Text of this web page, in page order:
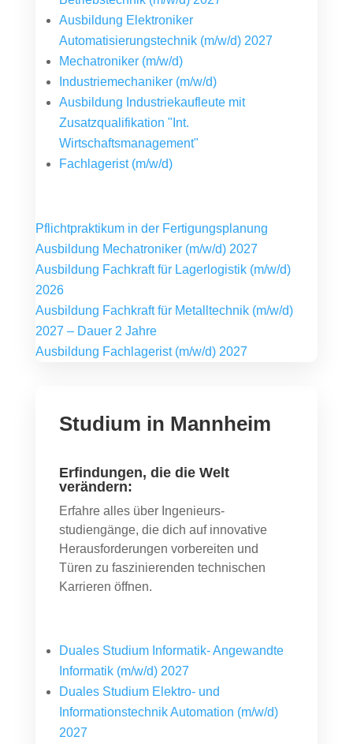
Ausbildung Elektroniker
Automatisierungstechnik (m/w/d) 2027
Mechatroniker (m/w/d)
Industriemechaniker (m/w/d)
Ausbildung Industriekaufleute mit
Zusatzqualifikation "Int.
Wirtschaftsmanagement"
Fachlagerist (m/w/d)
Pflichtpraktikum in der Fertigungsplanung
Ausbildung Mechatroniker (m/w/d) 2027
Ausbildung Fachkraft für Lagerlogistik (m/w/d)
2026
Ausbildung Fachkraft für Metalltechnik (m/w/d)
2027 – Dauer 2 Jahre
Ausbildung Fachlagerist (m/w/d) 2027
Studium in Mannheim
Erfindungen, die die Welt
verändern:
Erfahre alles über Ingenieurs­
studiengänge, die dich auf innovative
Herausforderungen vorbereiten und
Türen zu faszinierenden technischen
Karrieren öffnen.
Duales Studium Informatik- Angewandte
Informatik (m/w/d) 2027
Duales Studium Elektro- und
Informationstechnik Automation (m/w/d)
2027